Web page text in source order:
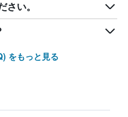
い。
をもっと見る